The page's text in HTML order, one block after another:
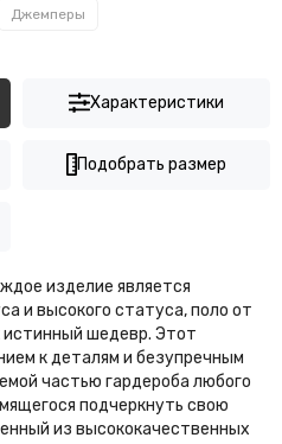
Джемперы
Характеристики
Подобрать размер
изделие является
и высокого статуса, поло от
истинный шедевр. Этот
к деталям и безупречным
частью гардероба любого
подчеркнуть свою
из высококачественных